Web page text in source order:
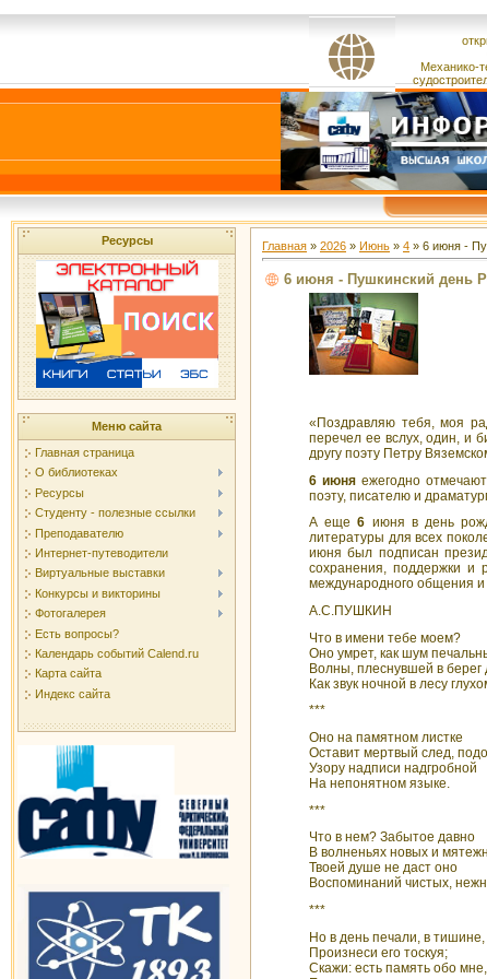
Механико-
Ресурсы
Меню сайта
Главная страница
О библиотеках
Ресурсы
Студенту - полезные ссылки
Преподавателю
Интернет-путеводители
Виртуальные выставки
Конкурсы и викторины
Фотогалерея
Есть вопросы?
Календарь событий Calend.ru
Карта сайта
Индекс сайта
Главная » 2026 » Июнь » 4 » 6 июня -
6 июня - Пушкинский день
«Поздравляю тебя, моя
перечел ее вслух, один, и
другу поэту Петру
6 июня ежегодно отмечают
поэту, писателю и
А еще6 июня в день
литературы для всех
июня был подписан
сохранения, поддержки и
международного общения и
А.С.ПУШКИН
Что в имени тебе моем?
Оно умрет, как шум
Волны, плеснувшей в берег
Как звук ночной в лесу
***
Оно на памятном листке
Оставит мертвый след,
Узору надписи надгробной
На непонятном языке.
***
Что в нем? Забытое давно
В волненьях новых и
Твоей душе не даст оно
Воспоминаний чистых,
***
Но в день печали, в тишине,
Произнеси его тоскуя;
Скажи: есть память обо мне,